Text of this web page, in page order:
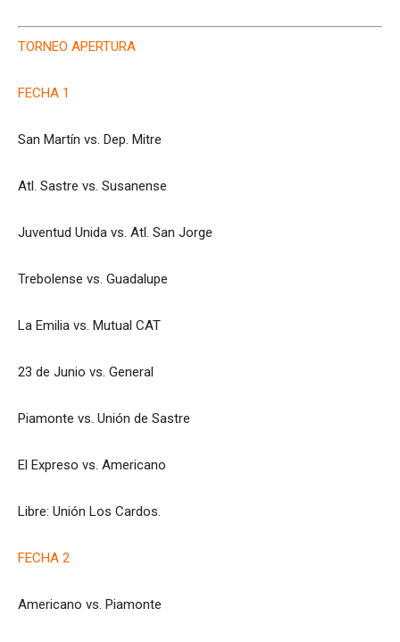
TORNEO APERTURA
FECHA 1
San Martín vs. Dep. Mitre
Atl. Sastre vs. Susanense
Juventud Unida vs. Atl. San Jorge
Trebolense vs. Guadalupe
La Emilia vs. Mutual CAT
23 de Junio vs. General
Piamonte vs. Unión de Sastre
El Expreso vs. Americano
Libre: Unión Los Cardos.
FECHA 2
Americano vs. Piamonte